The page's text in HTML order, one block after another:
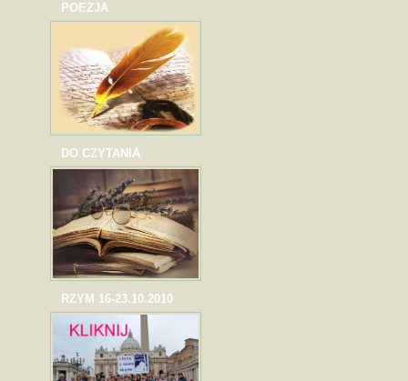
POEZJA
DO CZYTANIA
RZYM 16-23.10.2010